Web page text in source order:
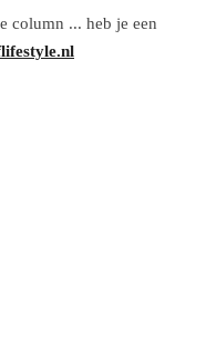
column ... heb je een